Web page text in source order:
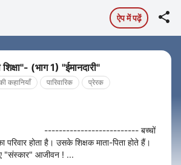
ऐप में पढ़ें 
"मां की शिक्षा"- (भाग 1) "ईमानदारी"
कहानियाँ पारिवारिक प्रेरक
-------------------------- बच्चों
परिवार होता है। उसके शिक्षक माता-पिता होते हैं।
गए "संस्कार" आजीवन ! ...